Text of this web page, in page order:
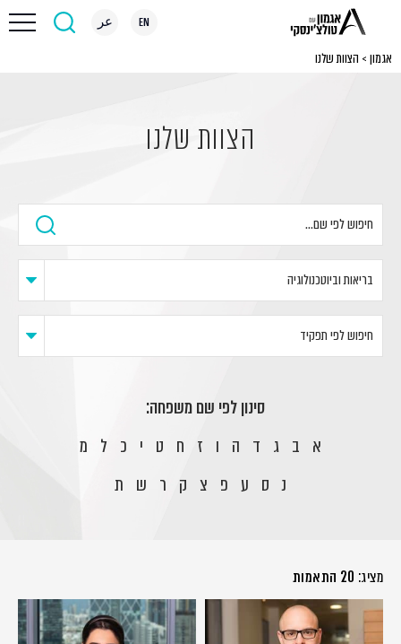
EN عر
אגמון > הצוות שלנו
הצוות שלנו
סינון לפי שם משפחה:
א ב ג ד ה ו ז ח ט י כ ל מ
נ ס ע פ צ ק ר ש ת
מציג: 20 התאמות